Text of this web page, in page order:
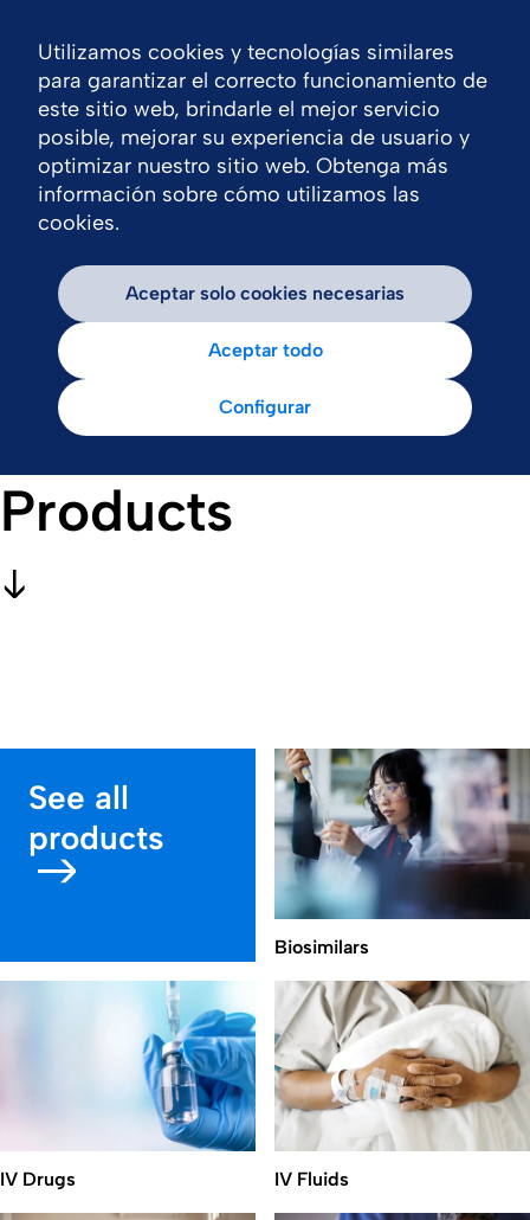
Products
See all
products
Biosimilars
IV Drugs IV Fluids
Utilizamos cookies y tecnologías similares
para garantizar el correcto funcionamiento de
este sitio web, brindarle el mejor servicio
posible, mejorar su experiencia de usuario y
optimizar nuestro sitio web. Obtenga más
información sobre cómo utilizamos las
cookies.
Aceptar solo cookies necesarias
Aceptar todo
Configurar